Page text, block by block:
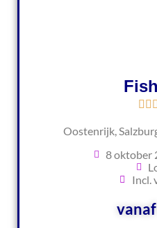
Oostenrijk,
8 oktober
Incl.